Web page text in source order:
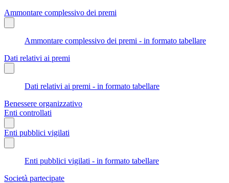
Ammontare complessivo dei premi
Ammontare complessivo dei premi - in formato tabellare
Dati relativi ai premi
Dati relativi ai premi - in formato tabellare
Benessere organizzativo
Enti controllati
Enti pubblici vigilati
Enti pubblici vigilati - in formato tabellare
Società partecipate